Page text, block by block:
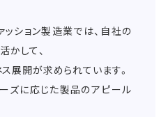
ッション製造業では、自社の
かして、
展開が求められています。
ズに応じた製品のアピール